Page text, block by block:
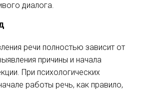
диалога.
речи полностью зависит от
причины и начала
При психологических
работы речь, как правило,